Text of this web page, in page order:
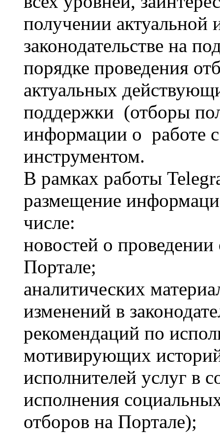
получении
законодательстве на
порядке проведения
актуальных
поддержки (отборы
информации о работе
инструментом.
В рамках работы
размещение
числе:
новостей о
Портале;
аналитических
изменений в
рекомендаций по
мотивирующих
исполнителей услуг в
исполнения
отборов на Портале);